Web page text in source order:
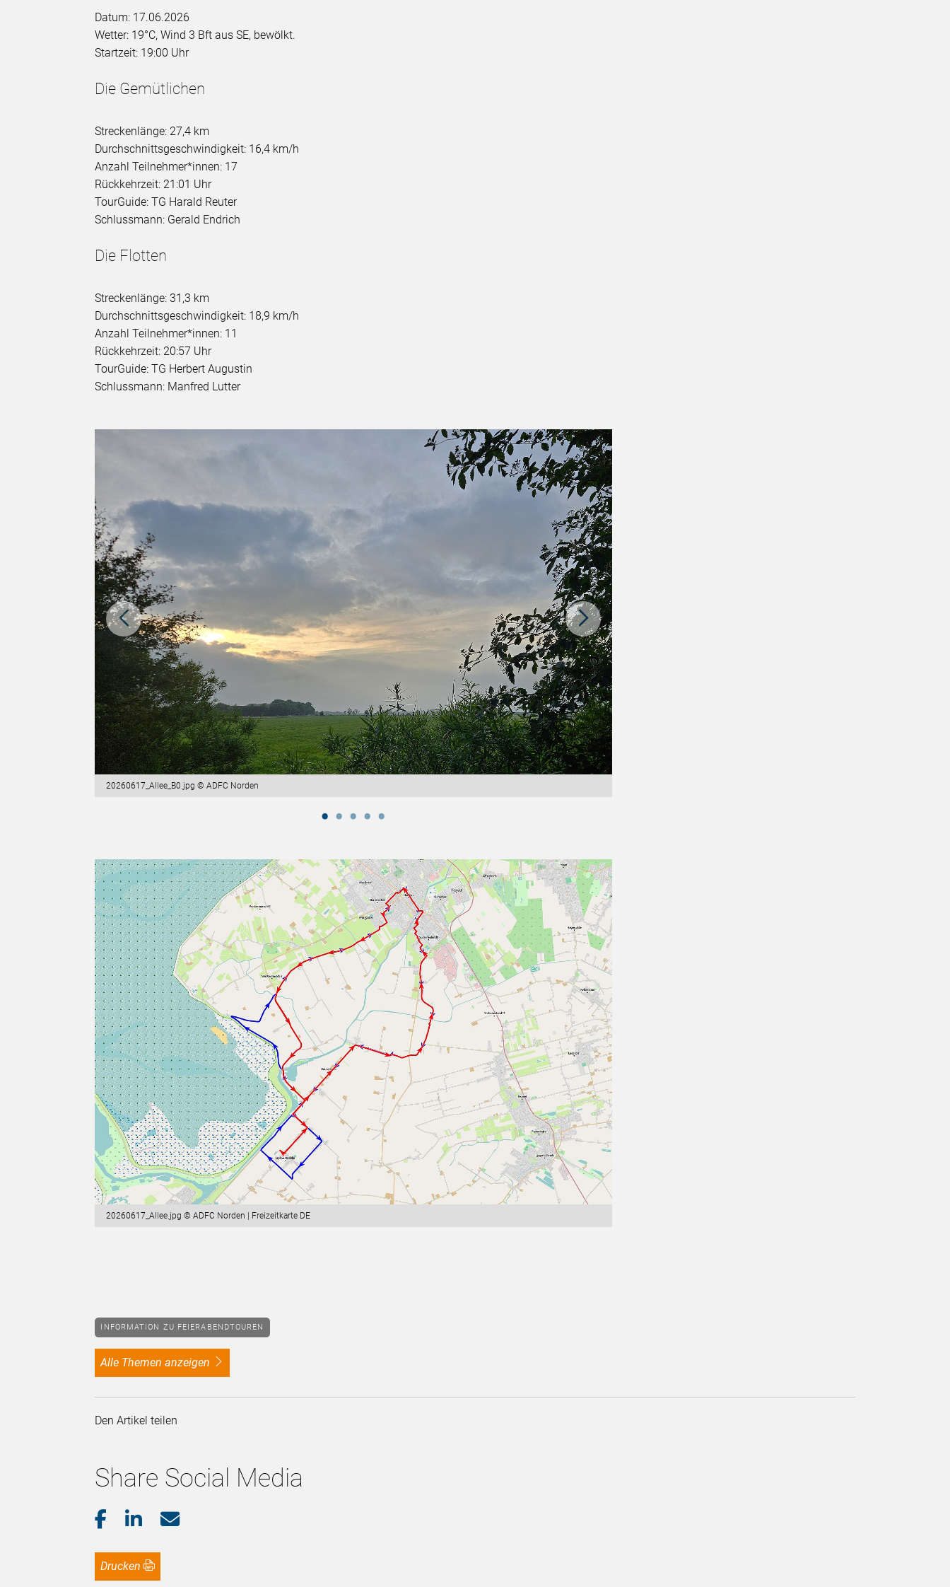
Datum: 17.06.2026
Wetter: 19°C, Wind 3 Bft aus SE, bewölkt.
Startzeit: 19:00 Uhr
Die Gemütlichen
Streckenlänge: 27,4 km
Durchschnittsgeschwindigkeit: 16,4 km/h
Anzahl Teilnehmer*innen: 17
Rückkehrzeit: 21:01 Uhr
TourGuide: TG Harald Reuter
Schlussmann: Gerald Endrich
Die Flotten
Streckenlänge: 31,3 km
Durchschnittsgeschwindigkeit: 18,9 km/h
Anzahl Teilnehmer*innen: 11
Rückkehrzeit: 20:57 Uhr
TourGuide: TG Herbert Augustin
Schlussmann: Manfred Lutter
20260617_Allee_B0.jpg © ADFC Norden
20260617_Allee.jpg © ADFC Norden | Freizeitkarte DE
INFORMATION ZU FEIERABENDTOUREN
alle Themen anzeigen
Den Artikel teilen
Share Social Media
Drucken